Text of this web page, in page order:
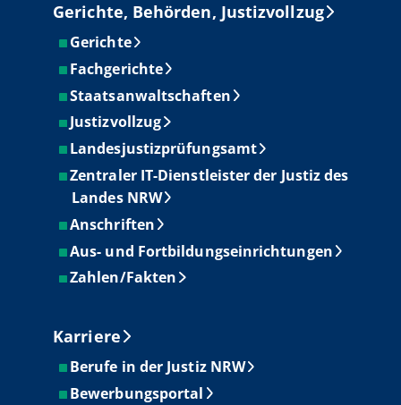
Gerichte, Behörden, Justizvollzug
Gerichte
Fachgerichte
Staatsanwaltschaften
Justizvollzug
Landesjustizprüfungsamt
Zentraler IT-Dienstleister der Justiz des
Landes NRW
Anschriften
Aus- und Fortbildungseinrichtungen
Zahlen/Fakten
Karriere
Berufe in der Justiz NRW
Bewerbungsportal